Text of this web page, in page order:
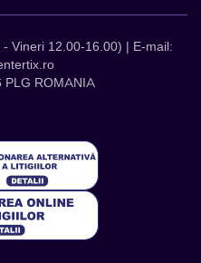
Vineri 12.00-16.00) | E-mail:
ROMANIA